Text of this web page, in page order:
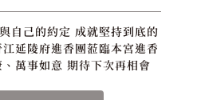
自己的約定 成就堅持到底的
延陵府進香團蒞臨本宮進香
萬事如意 期待下次再相會